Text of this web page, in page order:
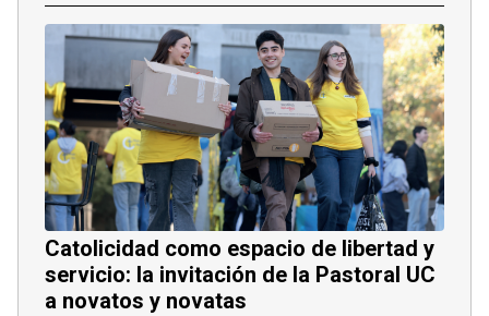
Catolicidad como espacio de libertad y
servicio: la invitación de la Pastoral UC
a novatos y novatas